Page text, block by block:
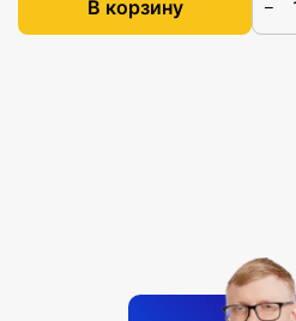
В корзину −